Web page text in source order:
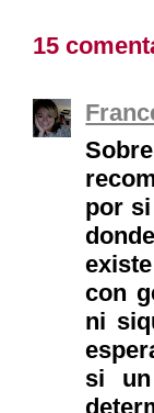
15
por
con
ni
si